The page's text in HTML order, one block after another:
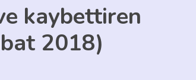
kaybettiren
2018)